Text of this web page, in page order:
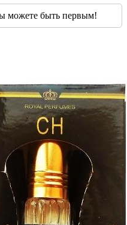
можете быть первым!